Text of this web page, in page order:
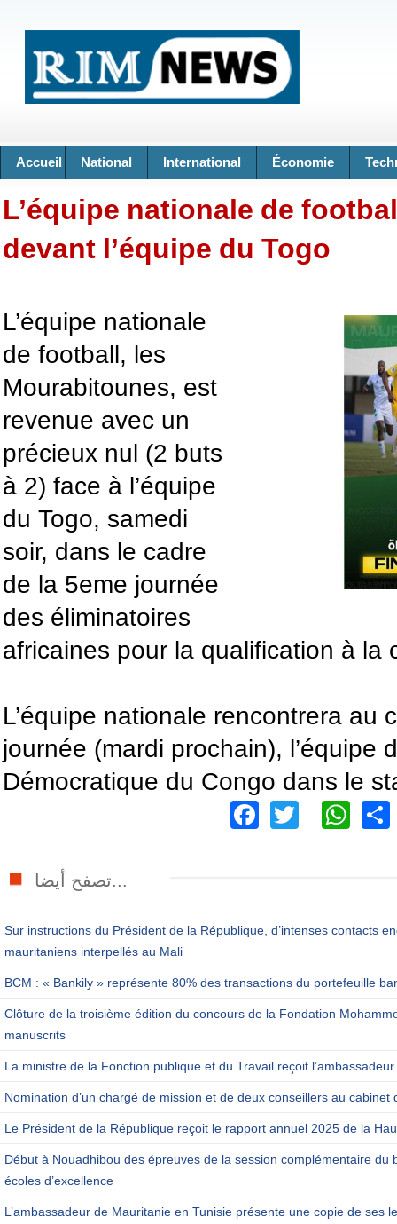
Accueil National International Économie
L’équipe nationale de
devant l’équipe du Togo
L’équipe nationale
de football, les
Mourabitounes, est
revenue avec un
précieux nul (2 buts
à 2) face à l’équipe
du Togo, samedi
soir, dans le cadre
de la 5eme journée
des éliminatoires
africaines pour la qualification à la
L’équipe nationale rencontrera au
journée (mardi prochain), l’équipe
Démocratique du Congo dans le
Facebook
Twitter
تصفح أيضا...
Sur instructions du Président de la République, d’intenses contacts
mauritaniens interpellés au Mali
BCM : « Bankily » représente 80% des transactions du portefeuille
Clôture de la troisième édition du concours de la Fondation
manuscrits
La ministre de la Fonction publique et du Travail reçoit
Nomination d’un chargé de mission et de deux conseillers au cabinet
Le Président de la République reçoit le rapport annuel 2025 de la
Début à Nouadhibou des épreuves de la session complémentaire du
écoles d’excellence
L’ambassadeur de Mauritanie en Tunisie présente une copie de ses